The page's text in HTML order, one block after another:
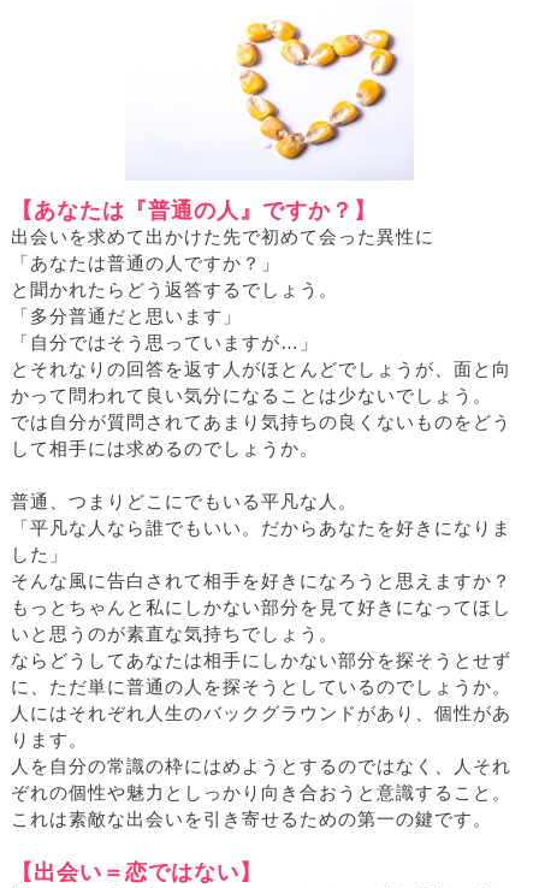
【あなたは『普通の人』ですか？】
出会いを求めて出かけた先で初めて会った異性に
「あなたは普通の人ですか？」
と聞かれたらどう返答するでしょう。
「多分普通だと思います」
「自分ではそう思っていますが…」
とそれなりの回答を返す人がほとんどでしょうが、面と向
かって問われて良い気分になることは少ないでしょう。
では自分が質問されてあまり気持ちの良くないものをどう
して相手には求めるのでしょうか。
普通、つまりどこにでもいる平凡な人。
「平凡な人なら誰でもいい。だからあなたを好きになりま
した」
そんな風に告白されて相手を好きになろうと思えますか？
もっとちゃんと私にしかない部分を見て好きになってほし
いと思うのが素直な気持ちでしょう。
ならどうしてあなたは相手にしかない部分を探そうとせず
に、ただ単に普通の人を探そうとしているのでしょうか。
人にはそれぞれ人生のバックグラウンドがあり、個性があ
ります。
人を自分の常識の枠にはめようとするのではなく、人それ
ぞれの個性や魅力としっかり向き合おうと意識すること。
これは素敵な出会いを引き寄せるための第一の鍵です。
【出会い＝恋ではない】